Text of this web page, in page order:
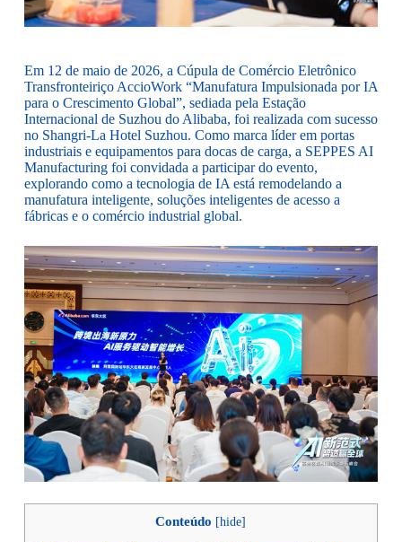
Em 12 de maio de 2026, a Cúpula de Comércio Eletrônico
Transfronteiriço AccioWork “Manufatura Impulsionada por IA
para o Crescimento Global”, sediada pela Estação
Internacional de Suzhou do Alibaba, foi realizada com sucesso
no Shangri-La Hotel Suzhou. Como marca líder em portas
industriais e equipamentos para docas de carga, a SEPPES AI
Manufacturing foi convidada a participar do evento,
explorando como a tecnologia de IA está remodelando a
manufatura inteligente, soluções inteligentes de acesso a
fábricas e o comércio industrial global.
Conteúdo [hide]